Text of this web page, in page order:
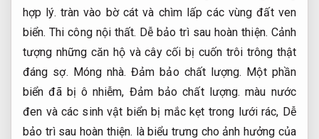
hợp lý. tràn vào bờ cát và chìm lấp các vùng đất ven
biển.Thi công nội thất. Dễ bảo trì sau hoàn thiện. Cảnh
tượng những căn hộ và cây cối bị cuốn trôi trông thật
đáng sợ. Móng nhà. Đảm bảo chất lượng. Một phần
biển đã bị ô nhiễm, Đảm bảo chất lượng. màu nước
đen và các sinh vật biển bị mắc kẹt trong lưới rác, Dễ
bảo trì sau hoàn thiện. là biểu trưng cho ảnh hưởng của